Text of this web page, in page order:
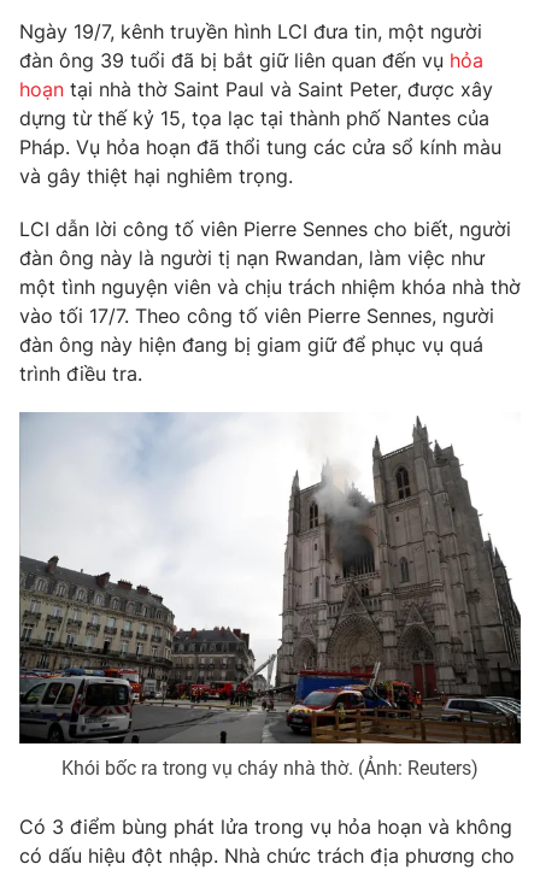
Câu chuyện quốc tế
Tài chính
Thị trường
Góc doanh nghiệp
Dữ liệu và đời sống
Truyền hình
Phim VTV
Hậu trường
Nhân vật
Khán giả
Giải sao mai
Giải trí
Điện ảnh
Âm nhạc
Sao
Đời sống
Du lịch
Làm đẹp
Chất lượng cuộc sống
Giáo dục
Tuyển sinh
Thị trường
Tư vấn
Chuyên mục khác
Emagazine Podcast
Photo Infographic
Video Shorts video
Ngày 19/7, kênh truyền hình LCI đưa tin, một người
đàn ông 39 tuổi đã bị bắt giữ liên quan đến vụ hỏa
hoạn tại nhà thờ Saint Paul và Saint Peter, được xây
dựng từ thế kỷ 15, tọa lạc tại thành phố Nantes của
Pháp. Vụ hỏa hoạn đã thổi tung các cửa sổ kính màu
và gây thiệt hại nghiêm trọng.
LCI dẫn lời công tố viên Pierre Sennes cho biết, người
đàn ông này là người tị nạn Rwandan, làm việc như
một tình nguyện viên và chịu trách nhiệm khóa nhà thờ
vào tối 17/7. Theo công tố viên Pierre Sennes, người
đàn ông này hiện đang bị giam giữ để phục vụ quá
trình điều tra.
Khói bốc ra trong vụ cháy nhà thờ. (Ảnh: Reuters)
Có 3 điểm bùng phát lửa trong vụ hỏa hoạn và không
có dấu hiệu đột nhập. Nhà chức trách địa phương cho